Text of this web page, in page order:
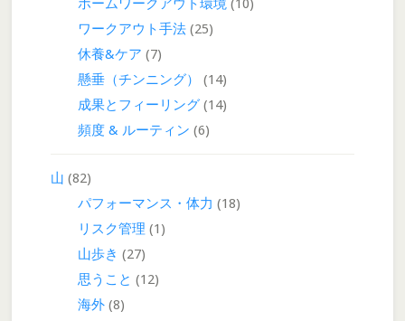
ホームワークアウト環境(10)
ワークアウト手法(25)
休養&ケア (7)
懸垂（チンニング）
(14)
成果とフィーリング(14)
頻度 & ルーティン (6)
山 (82)
パフォーマンス・体力 (18)
リスク管理 (1)
山歩き (27)
思うこと (12)
海外(8)